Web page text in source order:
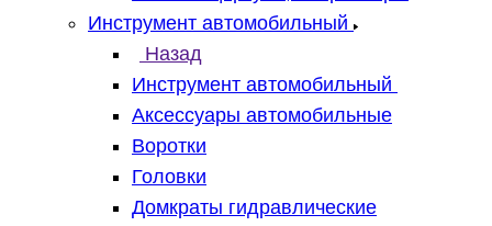
Инструмент автомобильный
Назад
Инструмент автомобильный
Аксессуары автомобильные
Воротки
Головки
Домкраты гидравлические